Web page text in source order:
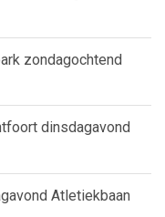
zondagochtend
dinsdagavond
Atletiekbaan